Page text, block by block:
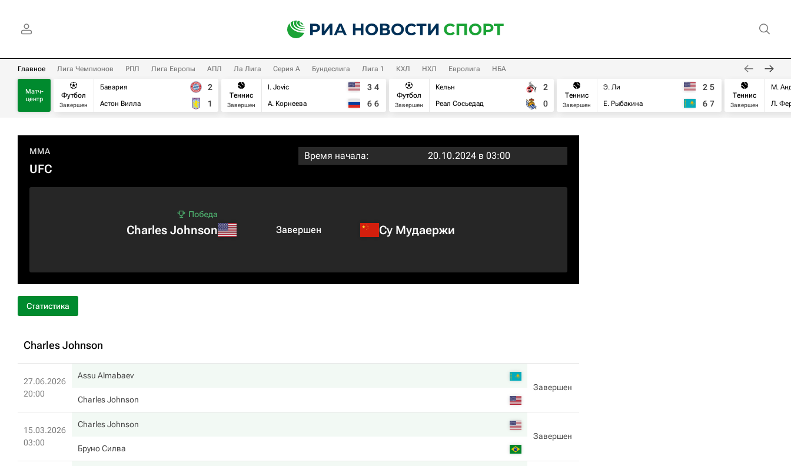
Главное Лига Чемпионов РПЛ Лига Европы АПЛ Ла Лига Серия А Бундеслига Лига 1 КХЛ НХЛ Евролига НБА
Матч-
центр
Футбол
Завершен
Бавария
Астон Вилла
2
1
Теннис
Завершен
I. Jovic
А. Корнеева
3 4
6 6
Футбол
Завершен
Кельн
Реал Сосьедад
2
0
Теннис
Завершен
Э. Ли
Е. Рыбакина
2 5
6 7
Теннис
Завершен
М.
Л.
MMA
UFC
Время начала: 20.10.2024 в 03:00
Charles Johnson Завершен Су Мудаержи
Статистика
Charles Johnson
27.06.2026
20:00
Assu Almabaev
Завершен
Charles Johnson
15.03.2026
03:00
Charles Johnson
Завершен
Бруно Силва